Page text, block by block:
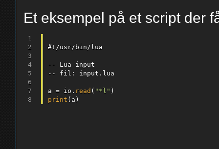
Et eksempel på et script der
#! /usr/ bin/lua
--
--
fil : input . lua
a = io . read ( "*l" )
print ( a )